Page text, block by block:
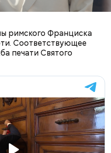
римского Франциска
Соответствующее
печати Святого
в больницу в
сиротам и старикам,
1970-х она поступила